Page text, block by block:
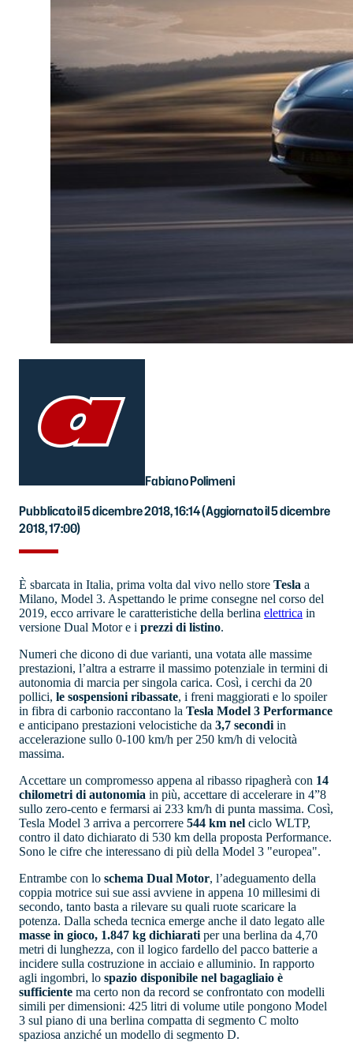
Fabiano Polimeni
Pubblicato il 5 dicembre 2018, 16:14(Aggiornato il 5 dicembre
2018, 17:00)
È sbarcata in Italia, prima volta dal vivo nello store Tesla a
Milano, Model 3. Aspettando le prime consegne nel corso del
2019, ecco arrivare le caratteristiche della berlina elettrica in
versione Dual Motor e i prezzi di listino.
Numeri che dicono di due varianti, una votata alle massime
prestazioni, l’altra a estrarre il massimo potenziale in termini di
autonomia di marcia per singola carica. Così, i cerchi da 20
pollici, le sospensioni ribassate, i freni maggiorati e lo spoiler
in fibra di carbonio raccontano la Tesla Model 3 Performance
e anticipano prestazioni velocistiche da 3,7 secondi in
accelerazione sullo 0-100 km/h per 250 km/h di velocità
massima.
Accettare un compromesso appena al ribasso ripagherà con 14
chilometri di autonomia in più, accettare di accelerare in 4”8
sullo zero-cento e fermarsi ai 233 km/h di punta massima. Così,
Tesla Model 3 arriva a percorrere 544 km nel ciclo WLTP,
contro il dato dichiarato di 530 km della proposta Performance.
Sono le cifre che interessano di più della Model 3 "europea".
Entrambe con lo schema Dual Motor, l’adeguamento della
coppia motrice sui sue assi avviene in appena 10 millesimi di
secondo, tanto basta a rilevare su quali ruote scaricare la
potenza. Dalla scheda tecnica emerge anche il dato legato alle
masse in gioco, 1.847 kg dichiarati per una berlina da 4,70
metri di lunghezza, con il logico fardello del pacco batterie a
incidere sulla costruzione in acciaio e alluminio. In rapporto
agli ingombri, lo spazio disponibile nel bagagliaio è
sufficiente ma certo non da record se confrontato con modelli
simili per dimensioni: 425 litri di volume utile pongono Model
3 sul piano di una berlina compatta di segmento C molto
spaziosa anziché un modello di segmento D.